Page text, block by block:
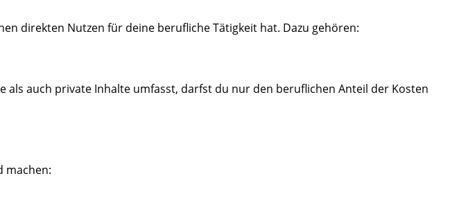
direkten Nutzen für deine berufliche Tätigkeit hat. Dazu gehören:
als auch private Inhalte umfasst, darfst du nur den beruflichen Anteil der Kosten
machen: